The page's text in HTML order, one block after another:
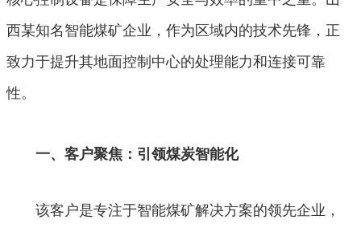
西某知名智能煤矿企业，作为区域内的技术先锋，正
致力于提升其地面控制中心的处理能力和连接可靠
性。
一、客户聚焦：引领煤炭智能化
该客户是专注于智能煤矿解决方案的领先企业，